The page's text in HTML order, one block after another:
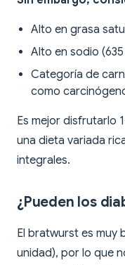
Alto en grasa
Alto en sodio
Categoría de
como
Es mejor disfrutarlo
una dieta variada
integrales.
¿Pueden los
El bratwurst es muy
unidad), por lo que